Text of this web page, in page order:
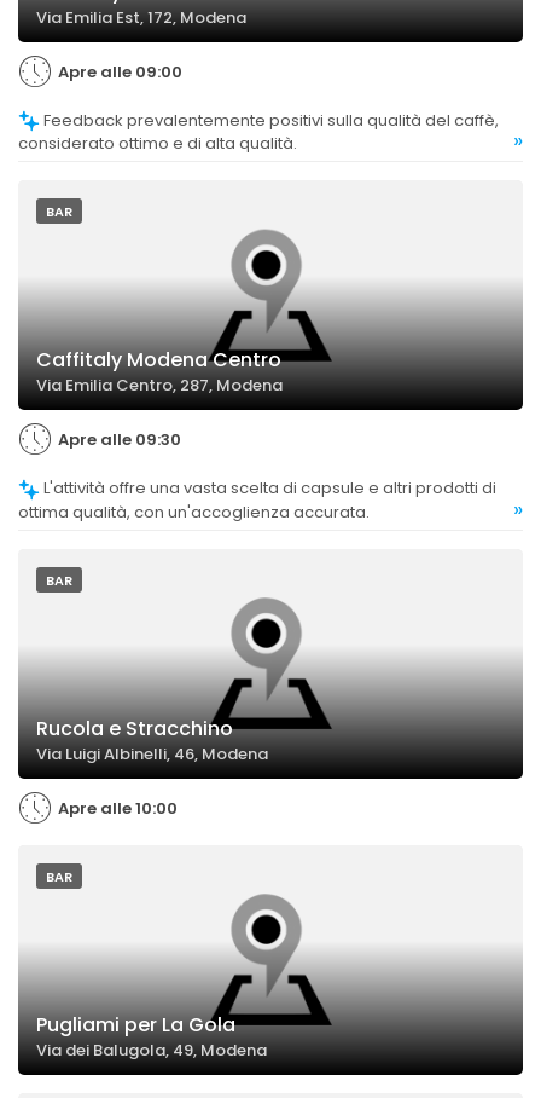
Via Emilia Est, 172, Modena
Apre alle 09:00
considerato ottimo e di alta qualità.
»
BAR
Caffitaly Modena Centro
Via Emilia Centro, 287, Modena
Apre alle 09:30
ottima qualità, con un'accoglienza accurata.
»
BAR
Rucola e Stracchino
Via Luigi Albinelli, 46, Modena
Apre alle 10:00
BAR
Pugliami per La Gola
Via dei Balugola, 49, Modena